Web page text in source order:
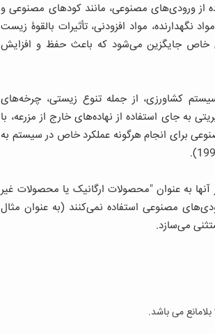
ورودی‌های مصنوعی، مانند کودهای مصنوعی و
نگهدارنده، مواد افزودنی، تأثیرات بالقوۀ زیست
خاص جایگزین می‌شود که باعث حفظ و افزایش
کشاورزی، از جمله تنوع زیستی، چرخه‌های
به جای استفاده از نهاده‌های خارج از مزرعه، با
برای انجام هرگونه عملکرد خاص در سیستم به
به عنوان "محصولات ارگانیک یا محصولات غیر
مصنوعی استفاده نمی‌کنند (به عنوان مثال
می‌سازد.
بلامانع می باشد.